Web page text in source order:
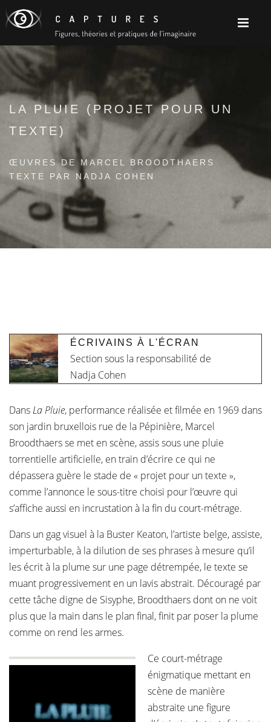
LA PLUIE (PROJET POUR UN
TEXTE)
ŒUVRES DE MARCEL BROODTHAERS
TEXTE PAR NADJA COHEN
ÉCRIVAINS À L'ÉCRAN
Section sous la responsabilité de
Nadja Cohen
DansLa Pluie, performance réalisée et filmée en 1969 dans
son jardin bruxellois rue de la Pépinière, Marcel
Broodthaers se met en scène, assis sous une pluie
torrentielle artificielle, en train d’écrire ce qui ne
dépassera guère le stade de « projet pour un texte »,
comme l’annonce le sous-titre choisi pour l’œuvre qui
s’affiche aussi en incrustation à la fin du court-métrage.
Dans un gag visuel à la Buster Keaton, l’artiste belge, assiste,
imperturbable, à la dilution de ses phrases à mesure qu’il
les écrit à la plume sur une page détrempée, le texte se
muant progressivement en un lavis abstrait. Découragé par
cette tâche digne de Sisyphe, Broodthaers dont on ne voit
plus que la main dans le plan final, finit par poser la plume
comme on rend les armes.
Ce court-métrage
énigmatique mettant en
scène de manière
abstraite une figure